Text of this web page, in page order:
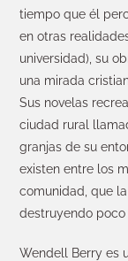
tiempo que él
en otras
universidad), su
una mirada
Sus novelas
ciudad rural
granjas de su
existen entre los
comunidad, que
destruyendo poco
Wendell Berry es